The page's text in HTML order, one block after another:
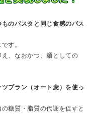
のパスタと同じ食感のパス
す。
、なおかつ、麺としての
ブラン（オート麦）を使っ
糖質・脂質の代謝を促すと